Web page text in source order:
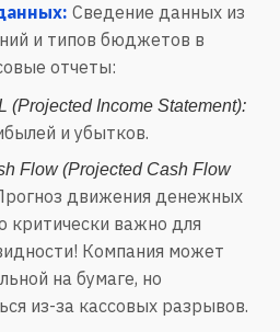
Сведение данных из
и типов бюджетов в
отчеты:
Income Statement):
и убытков.
Flow (Projected Cash Flow
движения денежных
критически важно для
Компания может
на бумаге, но
из-за кассовых разрывов.